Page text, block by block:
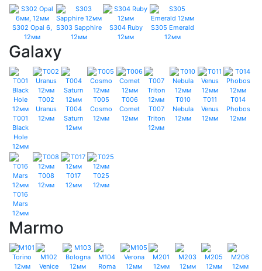
S302 Opal 6,
12мм
S303 Sapphire
12мм
S304 Ruby
12мм
S305 Emerald
12мм
Galaxy
T001
Black
Hole
12мм
T002
Uranus
12мм
T004
Saturn
12мм
T005
Cosmo
12мм
T006
Comet
12мм
T007
Triton
12мм
T010
Nebula
12мм
T011
Venus
12мм
T014
Phobos
12мм
T016
Mars
12мм
T008
12мм
T017
12мм
T025
12мм
Marmo